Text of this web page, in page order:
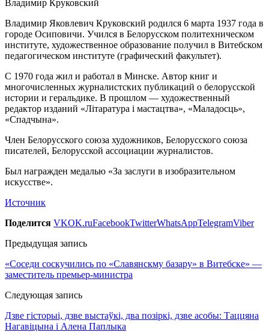
Владимир Яковлевич Круковский родился 6 марта 1937 года в
городе Осиповичи. Учился в Белорусском политехническом
институте, художественное образование получил в Витебском
педагогическом институте (графический факультет).
С 1970 года жил и работал в Минске. Автор книг и
многочисленных журналистских публикаций о белорусской
истории и геральдике. В прошлом — художественный
редактор изданий «Літаратура і мастацтва», «Маладосць»,
«Спадчына».
Член Белорусского союза художников, Белорусского союза
писателей, Белорусской ассоциации журналистов.
Был награжден медалью «За заслуги в изобразительном
искусстве».
Источник
Поделится VKOK.ruFacebookTwitterWhatsAppTelegramViber
Предыдущая запись
«Соседи соскучились по «Славянскму базару» в Витебске» —
заместитель премьер-министра
Следующая запись
Дзве гісторыі, дзве выстаўкі, два позіркі, дзве асобы: Таццяна
Нагавіцына і Алена Паплыка